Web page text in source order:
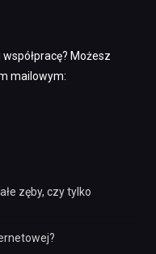
Możesz
mailowym:
zęby, czy tylko